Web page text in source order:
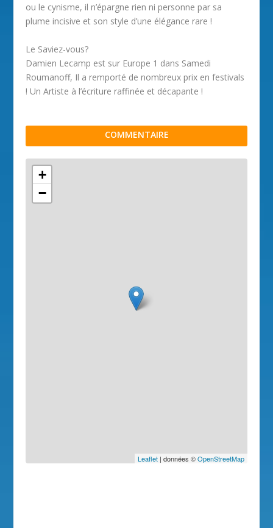
ou le cynisme, il n’épargne rien ni personne par sa
plume incisive et son style d’une élégance rare !
Le Saviez-vous?
Damien Lecamp est sur Europe 1 dans Samedi
Roumanoff, Il a remporté de nombreux prix en festivals
! Un Artiste à l’écriture raffinée et décapante !
COMMENTAIRE
+
−
Leaflet| données ©OpenStreetMap